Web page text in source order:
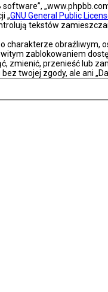
software”,
„GNU General Public
tekstów
charakterze obraźliwym,
zablokowaniem
zmienić, przenieść lub
twojej zgody, ale ani